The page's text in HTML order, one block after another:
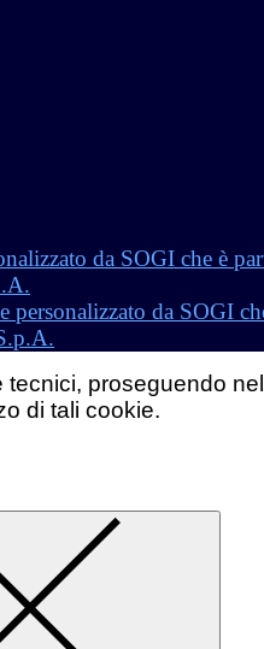
personalizzato da SOGI
tecnici, proseguendo
di tali cookie.